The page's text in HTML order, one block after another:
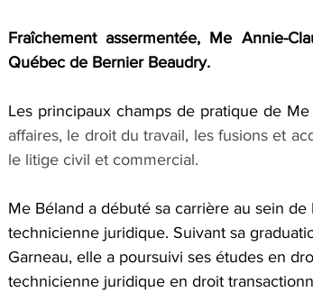
Fraîchement assermentée, Me Annie-
Québec de Bernier Beaudry.
Les principaux champs de pratique de
affaires, le droit du travail, les fusions et
le litige civil et commercial.
Me Béland a débuté sa carrière au sein
technicienne juridique. Suivant sa
Garneau, elle a poursuivi ses études en
technicienne juridique en droit